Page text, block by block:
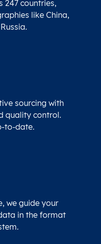
coordinates)
247 countries,
like China,
sourcing with
quality control.
to-date.
we guide your
in the format